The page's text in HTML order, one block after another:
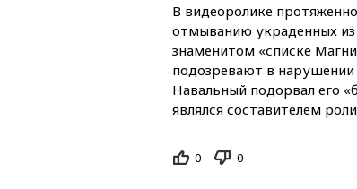
В видеоролике
отмыванию украденных из
знаменитом «списке
подозревают в нарушении
Навальный подорвал его
являлся составителем
0 0